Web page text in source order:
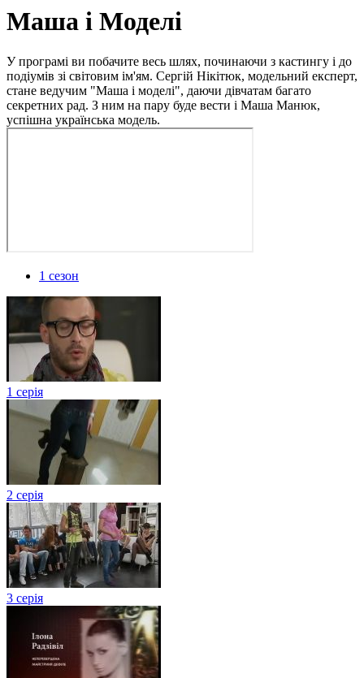
Маша і Моделі
У програмі ви побачите весь шлях, починаючи з кастингу і до
подіумів зі світовим ім'ям. Сергій Нікітюк, модельний експерт,
стане ведучим "Маша і моделі", даючи дівчатам багато
секретних рад. З ним на пару буде вести і Маша Манюк,
успішна українська модель.
1 сезон
1 серія
2 серія
3 серія